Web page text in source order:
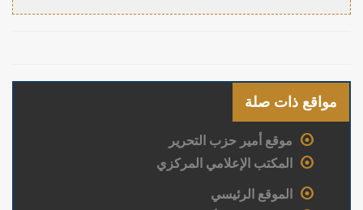
مواقع ذات صلة
موقع أمير حزب التحرير
المكتب الإعلامي المركزي
الموقع الرئيسي